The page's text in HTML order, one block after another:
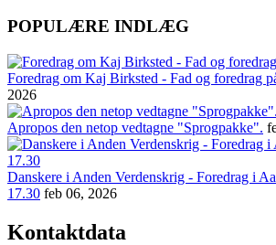
POPULÆRE INDLÆG
Foredrag om Kaj Birksted - Fad og foredrag
2026
Apropos den netop vedtagne "Sprogpakke".
Danskere i Anden Verdenskrig - Foredrag i
17.30 feb 06, 2026
Kontaktdata